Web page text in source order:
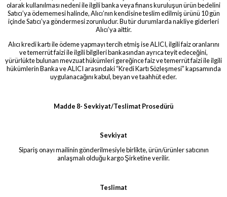
olarak kullanılması nedeni ile ilgili banka veya finans kuruluşun ürün bedelini
Satıcı’ya ödememesi halinde, Alıcı’nın kendisine teslim edilmiş ürünü 10 gün
içinde Satıcı’ya göndermesi zorunludur. Bu tür durumlarda nakliye giderleri
Alıcı’ya aittir.
Alıcı kredi kartı ile ödeme yapmayı tercih etmiş ise ALICI, ilgili faiz oranlarını
ve temerrüt faizi ile ilgili bilgileri bankasından ayrıca teyit edeceğini,
yürürlükte bulunan mevzuat hükümleri gereğince faiz ve temerrüt faizi ile ilgili
hükümlerin Banka ve ALICI arasındaki “Kredi Kartı Sözleşmesi” kapsamında
uygulanacağını kabul, beyan ve taahhüt eder.
Madde 8- Sevkiyat/Teslimat Prosedürü
Sevkiyat
Sipariş onayı mailinin gönderilmesiyle birlikte, ürün/ürünler satıcının
anlaşmalı olduğu kargo Şirketine verilir.
Teslimat